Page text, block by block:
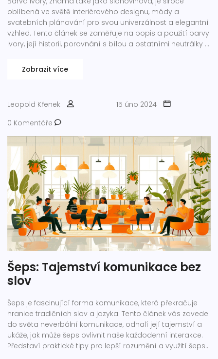
oblíbená ve světě interiérového designu, módy a
svatebních plánování pro svou univerzálnost a elegantní
vzhled. Tento článek se zaměřuje na popis a použití barvy
ivory, její historii, porovnání s bílou a ostatními neutrálky a
barvu ivory zařadit do vašeho života, ať už ve vašem
Zobrazit více
Leopold Křenek
15 úno 2024
0 Komentáře
Šeps: Tajemství komunikace bez
slov
Šeps je fascinující forma komunikace, která překračuje
hranice tradičních slov a jazyka. Tento článek vás zavede
do světa neverbální komunikace, odhalí její tajemství a
ukáže, jak může šeps ovlivnit naše každodenní interakce.
Představí praktické tipy pro lepší rozumění a využití šepsu